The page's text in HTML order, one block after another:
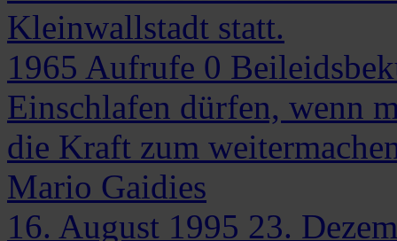
Kleinwallstadt statt.
1965 Aufrufe 0
Einschlafen dürfen, wenn
die Kraft zum
Mario Gaidies
16. August 1995 23.